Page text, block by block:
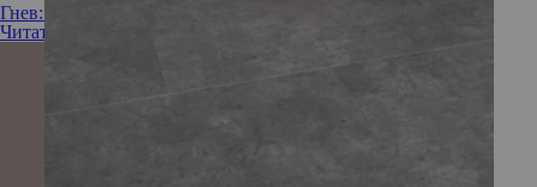
Гнев: что скрывается за этим чувством
Читать полностью